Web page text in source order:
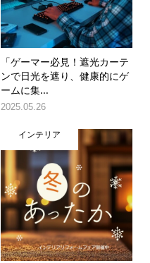
「ゲーマー必見！遮光カーテ
ンで日光を遮り、健康的にゲ
ームに集...
2025.05.26
インテリア